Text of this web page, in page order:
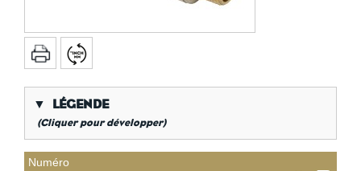
▼ LÉGENDE
(Cliquer pour développer)
*
Numéro